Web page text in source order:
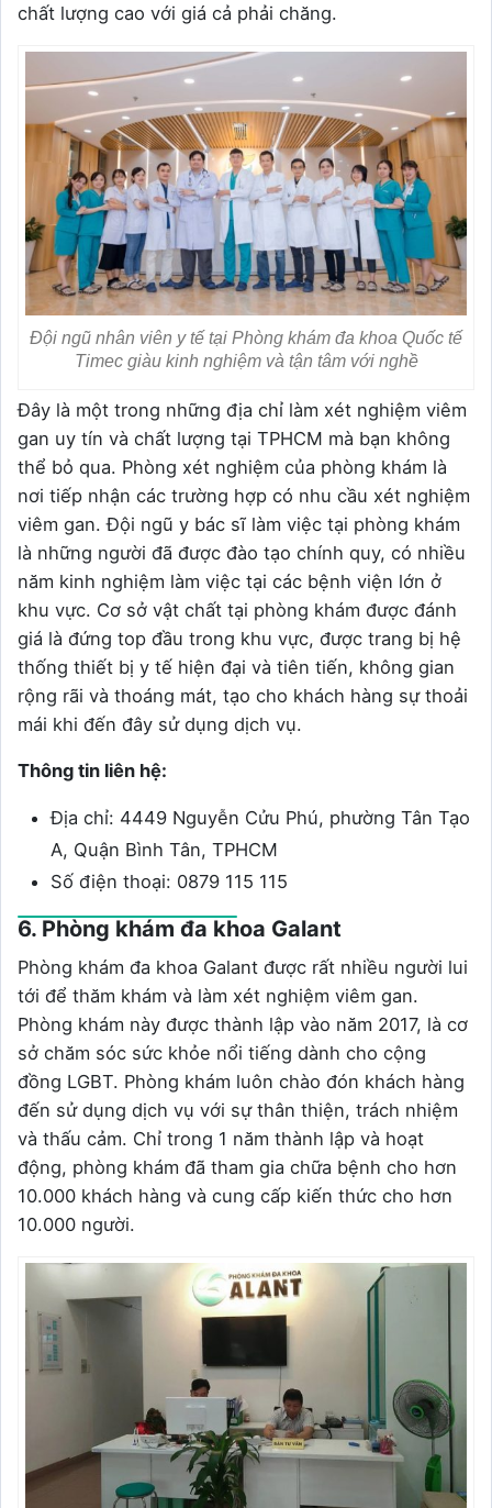
chất lượng cao với giá cả phải chăng.
Đội ngũ nhân viên y tế tại Phòng khám đa khoa Quốc tế
Timec giàu kinh nghiệm và tận tâm với nghề
Đây là một trong những địa chỉ làm xét nghiệm viêm
gan uy tín và chất lượng tại TPHCM mà bạn không
thể bỏ qua. Phòng xét nghiệm của phòng khám là
nơi tiếp nhận các trường hợp có nhu cầu xét nghiệm
viêm gan. Đội ngũ y bác sĩ làm việc tại phòng khám
là những người đã được đào tạo chính quy, có nhiều
năm kinh nghiệm làm việc tại các bệnh viện lớn ở
khu vực. Cơ sở vật chất tại phòng khám được đánh
giá là đứng top đầu trong khu vực, được trang bị hệ
thống thiết bị y tế hiện đại và tiên tiến, không gian
rộng rãi và thoáng mát, tạo cho khách hàng sự thoải
mái khi đến đây sử dụng dịch vụ.
Thông tin liên hệ:
Địa chỉ: 4449 Nguyễn Cửu Phú, phường Tân Tạo
A, Quận Bình Tân, TPHCM
Số điện thoại: 0879 115 115
6. Phòng khám đa khoa Galant
Phòng khám đa khoa Galant được rất nhiều người lui
tới để thăm khám và làm xét nghiệm viêm gan.
Phòng khám này được thành lập vào năm 2017, là cơ
sở chăm sóc sức khỏe nổi tiếng dành cho cộng
đồng LGBT. Phòng khám luôn chào đón khách hàng
đến sử dụng dịch vụ với sự thân thiện, trách nhiệm
và thấu cảm. Chỉ trong 1 năm thành lập và hoạt
động, phòng khám đã tham gia chữa bệnh cho hơn
10.000 khách hàng và cung cấp kiến thức cho hơn
10.000 người.